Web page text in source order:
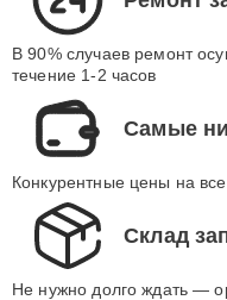
В 90% случаев ремонт
течение 1-2 часов
Самые
Конкурентные цены на
Склад
Не нужно долго ждать —